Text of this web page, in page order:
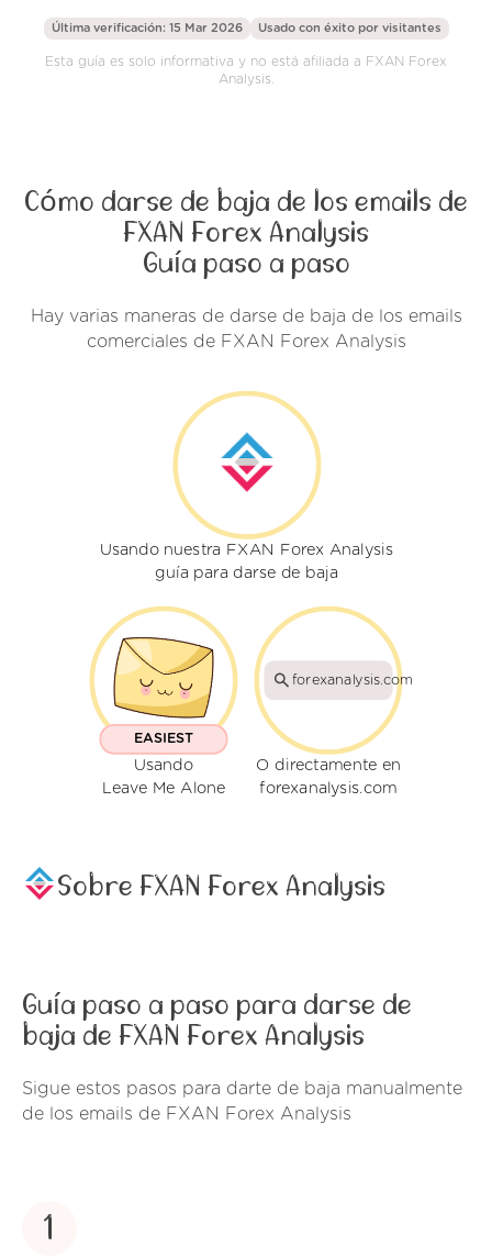
Última verificación: 15 Mar 2026 Usado con éxito por visitantes
Esta guía es solo informativa y no está afiliada a FXAN Forex
Analysis.
Cómo darse de baja de los emails de
FXAN Forex Analysis
Guía paso a paso
Hay varias maneras de darse de baja de los emails
comerciales de FXAN Forex Analysis
Usando nuestra FXAN Forex Analysis
guía para darse de baja
EASIEST
Usando
Leave Me Alone
forexanalysis.com
O directamente en
forexanalysis.com
Sobre FXAN Forex Analysis
Guía paso a paso para darse de
baja de FXAN Forex Analysis
Sigue estos pasos para darte de baja manualmente
de los emails de FXAN Forex Analysis
1